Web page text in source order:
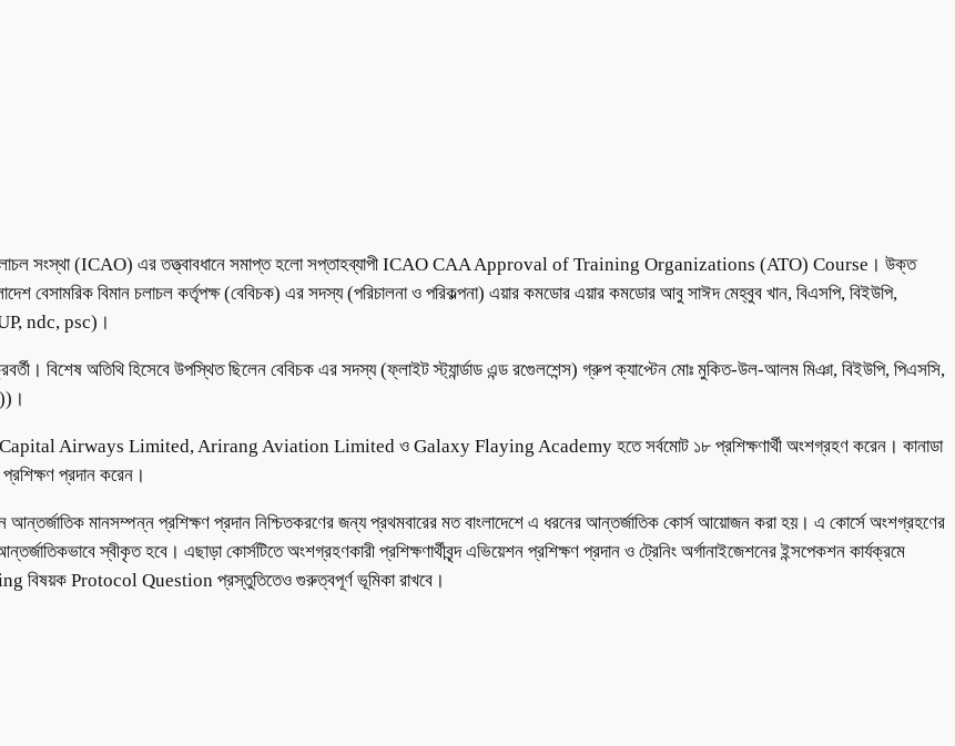
চলাচল সংস্থা (ICAO) এর তত্ত্বাবধানে সমাপ্ত হলো সপ্তাহব্যাপী ICAO CAA Approval of Training Organizations (ATO) Course। উক্ত
বেসামরিক বিমান চলাচল কর্তৃপক্ষ (বেবিচক) এর সদস্য (পরিচালনা ও পরিকল্পনা) এয়ার কমডোর এয়ার কমডোর আবু সাঈদ মেহ্‌বুব খান, বিএসপি, বিইউপি,
ndc, psc)।
বিশেষ অতিথি হিসেবে উপস্থিত ছিলেন বেবিচক এর সদস্য (ফ্লাইট স্ট্যার্ন্ডাড এন্ড রগেুলশেন্স) গ্রুপ ক্যাপ্টেন মোঃ মুকিত-উল-আলম মিঞা, বিইউপি, পিএসসি,
Airways Limited, Arirang Aviation Limited ও Galaxy Flaying Academy হতে সর্বমোট ১৮ প্রশিক্ষণার্থী অংশগ্রহণ করেন। কানাডা
প্রদান করেন।
আন্তর্জাতিক মানসম্পন্ন প্রশিক্ষণ প্রদান নিশ্চিতকরণের জন্য প্রথমবারের মত বাংলাদেশে এ ধরনের আন্তর্জাতিক কোর্স আয়োজন করা হয়। এ কোর্সে অংশগ্রহণের
স্বীকৃত হবে। এছাড়া কোর্সটিতে অংশগ্রহণকারী প্রশিক্ষণার্থীবৃন্দ এভিয়েশন প্রশিক্ষণ প্রদান ও ট্রেনিং অর্গানাইজেশনের ইন্সপেকশন কার্যক্রমে
বিষয়ক Protocol Question প্রস্তুতিতেও গুরুত্বপূর্ণ ভূমিকা রাখবে।